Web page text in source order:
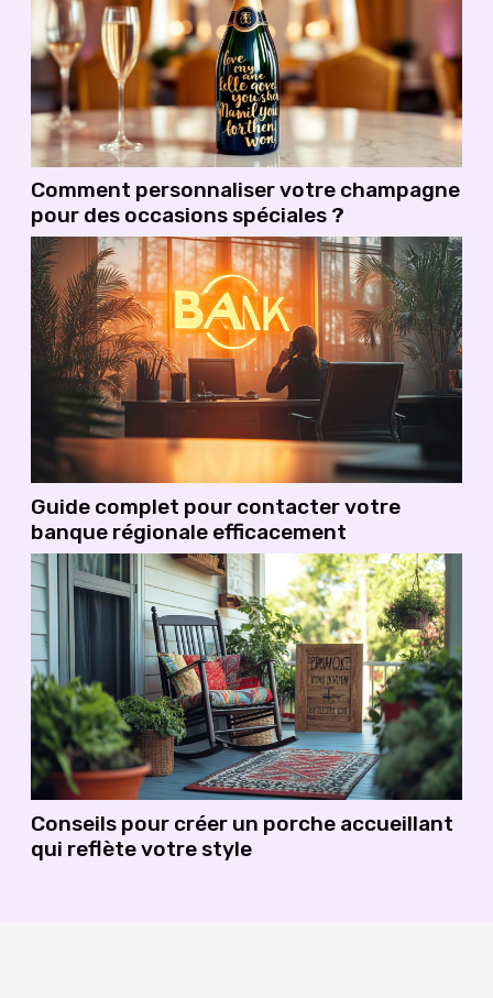
Comment personnaliser votre champagne
pour des occasions spéciales ?
Guide complet pour contacter votre
banque régionale efficacement
Conseils pour créer un porche accueillant
qui reflète votre style